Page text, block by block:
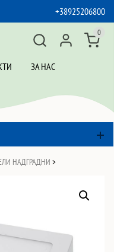
+38925206800
ЗА НАС
0
НАДГРАДНИ >